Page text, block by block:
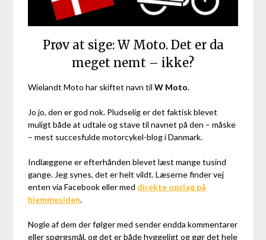
Prøv at sige: W Moto. Det er da
meget nemt – ikke?
Wielandt Moto har skiftet navn tilW Moto.
Jo jo, den er god nok. Pludselig er det faktisk blevet
muligt både at udtale og stave til navnet på den – måske
– mest succesfulde motorcykel-blog i Danmark.
Indlæggene er efterhånden blevet læst mange tusind
gange. Jeg synes, det er helt vildt. Læserne finder vej
enten via Facebook eller med direkte opslag på
hjemmesiden.
Nogle af dem der følger med sender endda kommentarer
eller spørgsmål, og det er både hyggeligt og gør det hele